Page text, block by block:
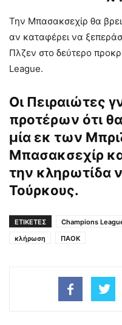
Την Μπασακσεχίρ θα
αν καταφέρει να
Πλζεν στο δεύτερο
League.
Οι Πειραιώτες
προτέρων ότι
μία εκ των
Μπασακσεχίρ
την κληρωτίδα
Τούρκους.
ΕΤΙΚΕΤΕΣ Champions
κλήρωση
ΠΑΟΚ